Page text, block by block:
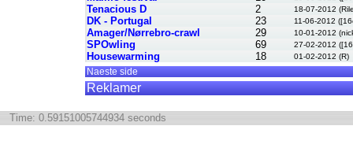
Tenacious D 2 18-07-2012
DK - Portugal 23 11-06-2012
Amager/Nørrebro-crawl 29 10-01-2012
SPOwling 69 27-02-2012
Housewarming 18 01-02-2012 (R)
Naeste side
Reklamer
Time: 0.59151005744934 seconds